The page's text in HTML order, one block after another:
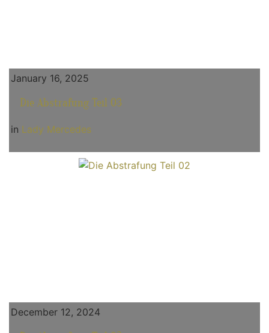
January 16, 2025
Die Abstrafung Teil 03
in Lady Mercedes
December 12, 2024